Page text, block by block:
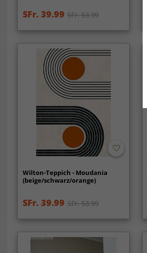
SFr. 39.99 SFr. 53.99
Wilton-Teppich - Moudania
(beige/schwarz/orange)
SFr. 39.99 SFr. 53.99